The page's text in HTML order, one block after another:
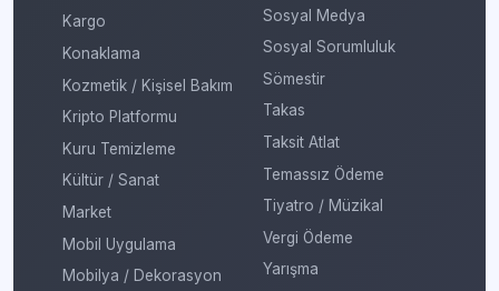
Kargo
Konaklama
Kozmetik / Kişisel Bakım
Kripto Platformu
Kuru Temizleme
Kültür / Sanat
Market
Mobil Uygulama
Mobilya / Dekorasyon
Sosyal Medya
Sosyal Sorumluluk
Sömestir
Takas
Taksit Atlat
Temassız Ödeme
Tiyatro / Müzikal
Vergi Ödeme
Yarışma